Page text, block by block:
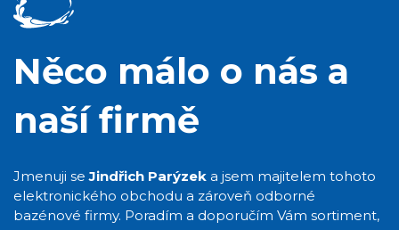
Něco málo o nás a
naší firmě
Jmenuji seJindřich Parýzek a jsem majitelem tohoto
elektronického obchodu a zároveň odborné
bazénové firmy. Poradím a doporučím Vám sortiment,